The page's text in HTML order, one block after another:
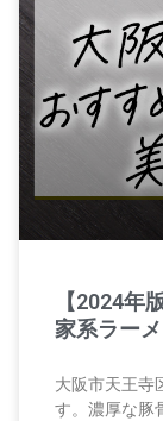
【2024年
家系ラー
大阪市天王寺
す。濃厚な豚